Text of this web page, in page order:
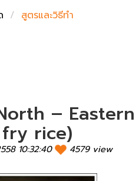
สูตรและวิธีทำ
–
rice)
10:32:40 4579 view